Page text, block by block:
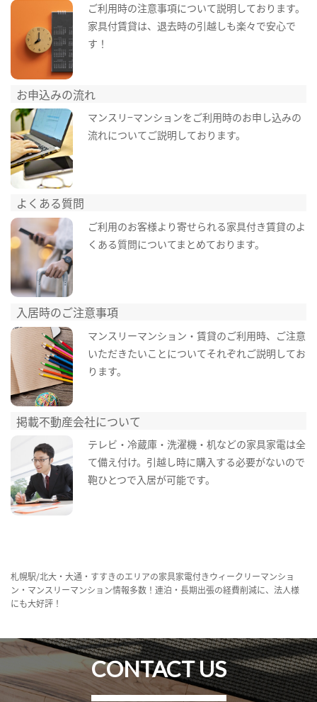
ご利用時の注意事項について説明しております。
家具付賃貸は、退去時の引越しも楽々で安心で
す！
お申込みの流れ
マンスリ−マンションをご利用時のお申し込みの
流れについてご説明しております。
よくある質問
ご利用のお客様より寄せられる家具付き賃貸のよ
くある質問についてまとめております。
入居時のご注意事項
マンスリーマンション・賃貸のご利用時、ご注意
いただきたいことについてそれぞれご説明してお
ります。
掲載不動産会社について
テレビ・冷蔵庫・洗濯機・机などの家具家電は全
て備え付け。引越し時に購入する必要がないので
鞄ひとつで入居が可能です。
札幌駅/北大・大通・すすきのエリアの家具家電付きウィークリーマンショ
ン・マンスリーマンション情報多数！連泊・長期出張の経費削減に、法人様
にも大好評！
CONTACT US